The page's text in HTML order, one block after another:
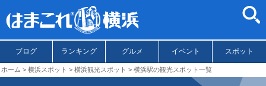
ブログ ランキング グルメ イベント スポット
ホーム 横浜スポット 横浜観光スポット 横浜駅の観光スポット一覧